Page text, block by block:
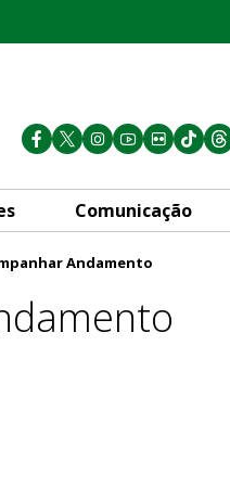
Comunicação
Andamento